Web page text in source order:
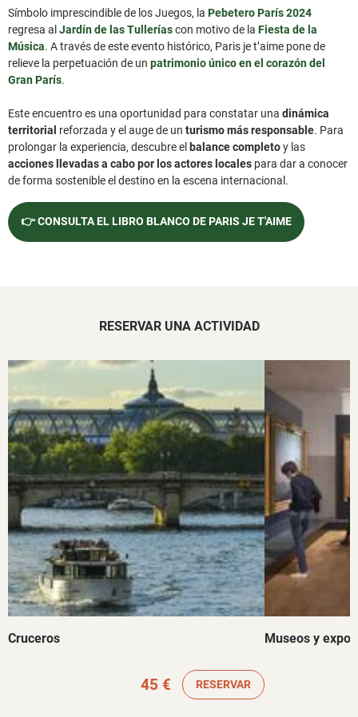
Símbolo imprescindible de los Juegos, la Pebetero París 2024
regresa al Jardín de las Tulleríascon motivo de la Fiesta de la
Música. A través de este evento histórico, Paris je t’aime pone de
relieve la perpetuación de un patrimonio único en el corazón del
Gran París.
Este encuentro es una oportunidad para constatar una dinámica
territorial reforzada y el auge de un turismo más responsable. Para
prolongar la experiencia, descubre el balance completoy las
acciones llevadas a cabo por los actores locales para dar a conocer
de forma sostenible el destino en la escena internacional.
👉 CONSULTA EL LIBRO BLANCO DE PARIS JE T'AIME
RESERVAR UNA ACTIVIDAD
Cruceros
45 € RESERVAR
Museos y